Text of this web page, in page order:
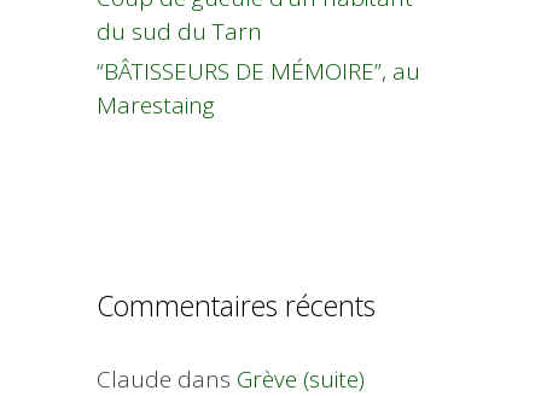
du sud du Tarn
“BÂTISSEURS DE MÉMOIRE”, au
Marestaing
Commentaires récents
Claude dans Grève (suite)